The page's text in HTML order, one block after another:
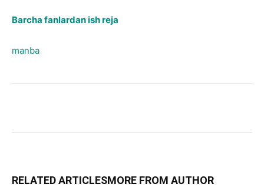
Barcha fanlardan ish reja
manba
RELATED ARTICLESMORE FROM AUTHOR